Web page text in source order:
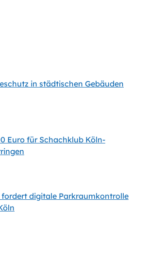
in städtischen Gebäuden
Euro für Schachklub Köln-
fordert digitale Parkraumkontrolle